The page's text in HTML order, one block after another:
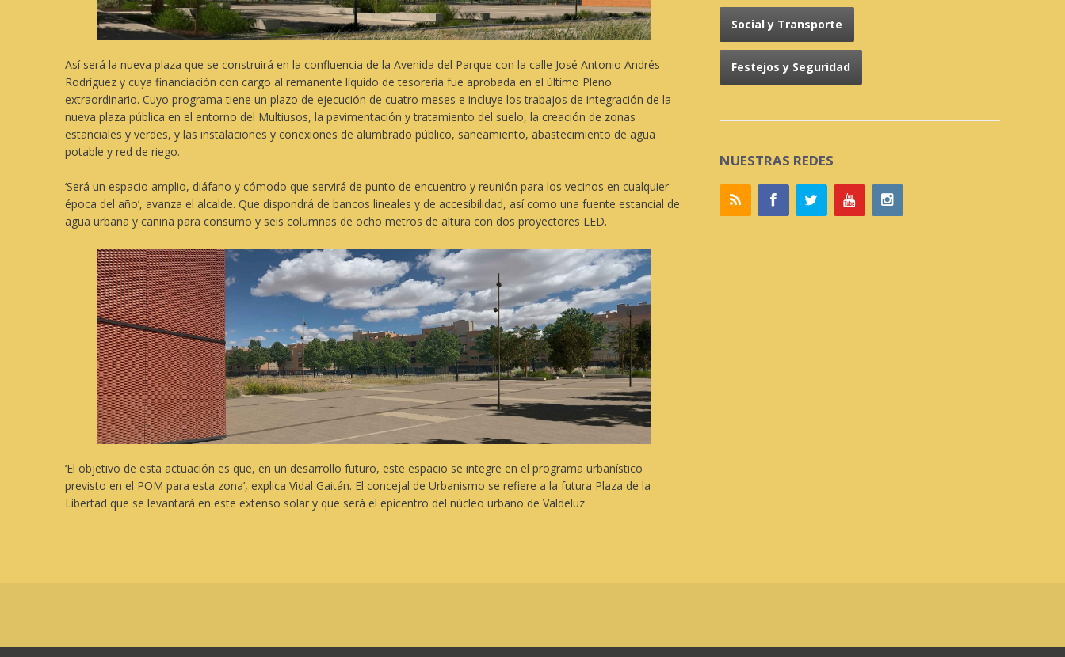
Así será la nueva plaza que se construirá en la confluencia de la Avenida del Parque con la calle José Antonio Andrés
Rodríguez y cuya financiación con cargo al remanente líquido de tesorería fue aprobada en el último Pleno
extraordinario. Cuyo programa tiene un plazo de ejecución de cuatro meses e incluye los trabajos de integración de la
nueva plaza pública en el entorno del Multiusos, la pavimentación y tratamiento del suelo, la creación de zonas
estanciales y verdes, y las instalaciones y conexiones de alumbrado público, saneamiento, abastecimiento de agua
potable y red de riego.
‘Será un espacio amplio, diáfano y cómodo que servirá de punto de encuentro y reunión para los vecinos en cualquier
época del año’, avanza el alcalde. Que dispondrá de bancos lineales y de accesibilidad, así como una fuente estancial de
agua urbana y canina para consumo y seis columnas de ocho metros de altura con dos proyectores LED.
‘El objetivo de esta actuación es que, en un desarrollo futuro, este espacio se integre en el programa urbanístico
previsto en el POM para esta zona’, explica Vidal Gaitán. El concejal de Urbanismo se refiere a la futura Plaza de la
Libertad que se levantará en este extenso solar y que será el epicentro del núcleo urbano de Valdeluz.
Social y Transporte
Festejos y Seguridad
NUESTRAS REDES